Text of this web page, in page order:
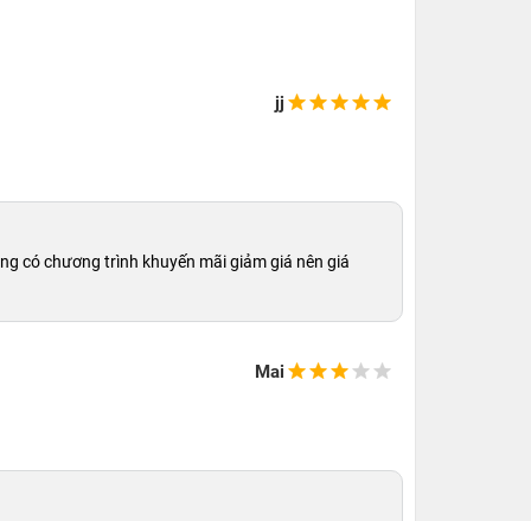
jj
có chương trình khuyến mãi giảm giá nên giá
Mai